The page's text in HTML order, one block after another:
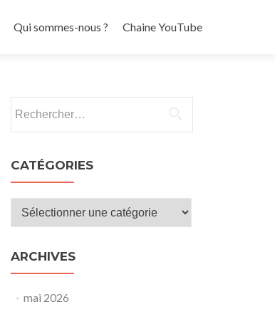
Qui sommes-nous ? Chaine YouTube
CATÉGORIES
Catégories
ARCHIVES
mai 2026